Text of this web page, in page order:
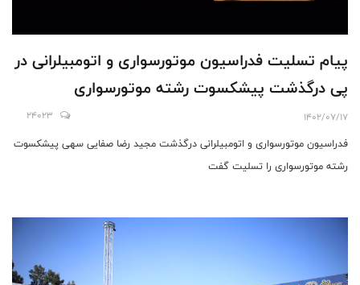
پیام تسلیت فدراسیون موتورسواری و اتومبیلرانی در
پی درگذشت پیشکسوت رشته موتورسواری
1402/07/17
24023
فدراسیون موتورسواری و اتومبیلرانی درگذشت مجید رضا صفایی سهی پیشکسوت
رشته موتورسواری را تسلیت گفت